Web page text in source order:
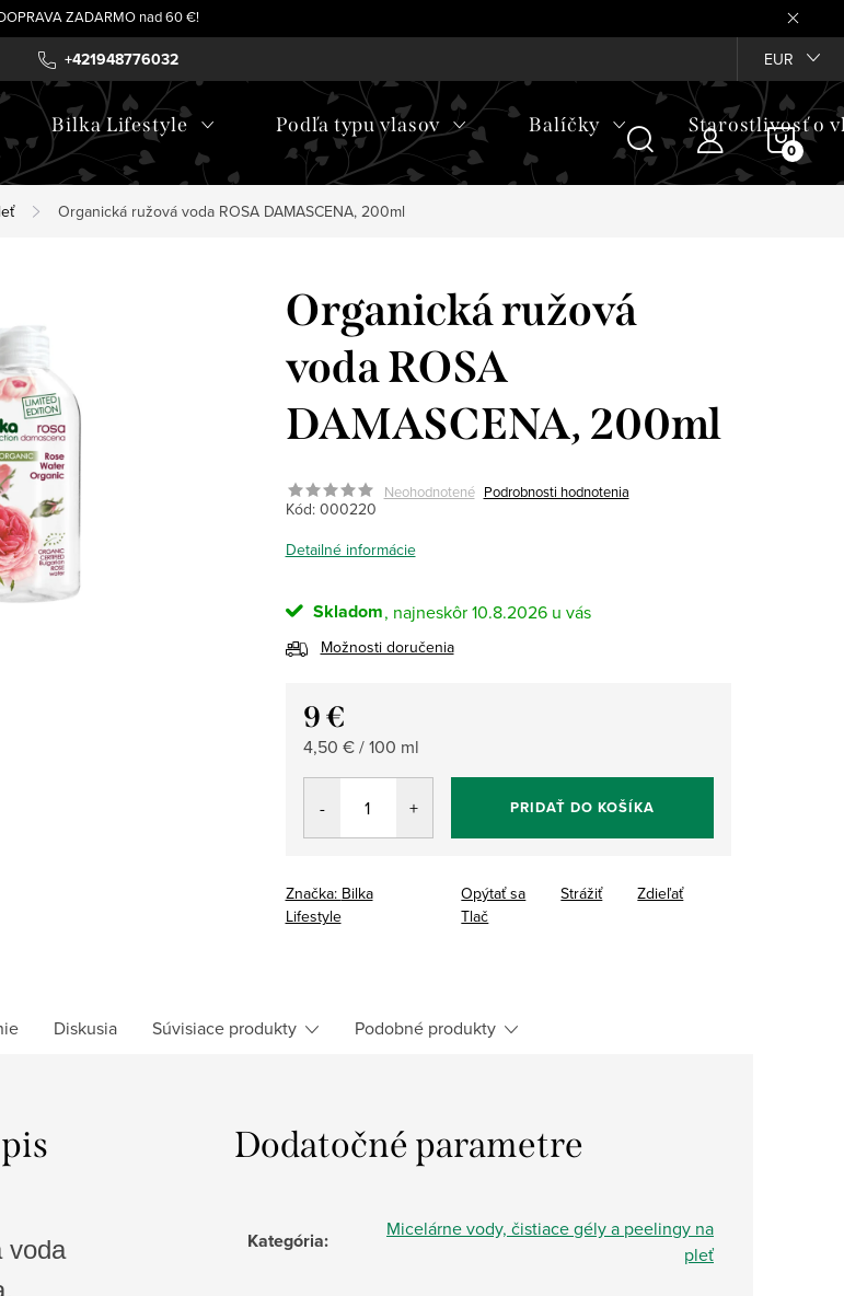
ZADARMO nad 60 €!
+421948776032 EUR
Bilka Lifestyle Podľa typu vlasov Balíčky Starostlivosť o
Organická ružová voda ROSA DAMASCENA, 200ml
Organická ružová
voda ROSA
DAMASCENA, 200ml
Neohodnotené Podrobnosti hodnotenia
Kód: 000220
Detailné informácie
Skladom 10.8.2026
Možnosti doručenia
9 €
Jednotková
cena:
4,50 € / 100 ml
PRIDAŤ DO KOŠÍKA
Značka: Bilka
Lifestyle
Tlač
Opýtať sa Strážiť Zdieľať
Diskusia Súvisiace produkty Podobné produkty
voda
Dodatočné parametre
Kategória:
Micelárne vody, čistiace gély a peelingy na
pleť